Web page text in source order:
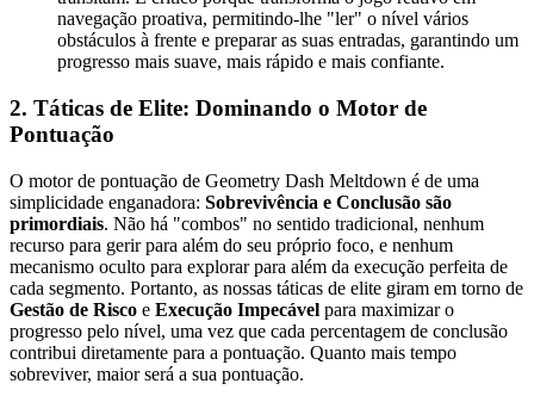
navegação proativa, permitindo-lhe "ler" o nível vários
obstáculos à frente e preparar as suas entradas, garantindo um
progresso mais suave, mais rápido e mais confiante.
2. Táticas de Elite: Dominando o Motor de
Pontuação
O motor de pontuação de Geometry Dash Meltdown é de uma
simplicidade enganadora: Sobrevivência e Conclusão são
primordiais. Não há "combos" no sentido tradicional, nenhum
recurso para gerir para além do seu próprio foco, e nenhum
mecanismo oculto para explorar para além da execução perfeita de
cada segmento. Portanto, as nossas táticas de elite giram em torno de
Gestão de Risco e Execução Impecável para maximizar o
progresso pelo nível, uma vez que cada percentagem de conclusão
contribui diretamente para a pontuação. Quanto mais tempo
sobreviver, maior será a sua pontuação.